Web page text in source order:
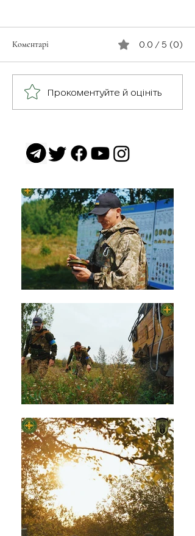
Герої серед нас: медик
Хітмен
Коментарі 0.0 / 5 (0)
Прокоментуйте й оцініть